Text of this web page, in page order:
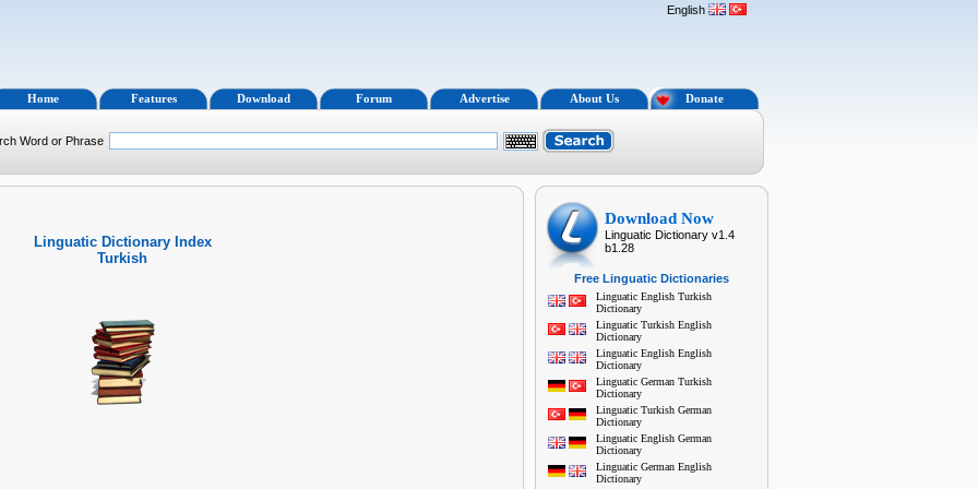
English
Home Features Download Forum Advertise About Us Donate
Word or Phrase
Linguatic Dictionary Index
Turkish
Download Now
Linguatic Dictionary v1.4
b1.28
Free Linguatic Dictionaries
Linguatic English Turkish
Dictionary
Linguatic Turkish English
Dictionary
Linguatic English English
Dictionary
Linguatic German Turkish
Dictionary
Linguatic Turkish German
Dictionary
Linguatic English German
Dictionary
Linguatic German English
Dictionary